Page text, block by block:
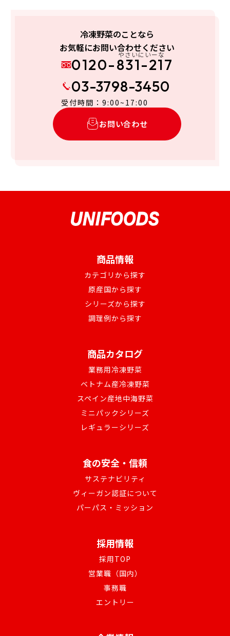
冷凍野菜のことなら
お気軽にお問い合わせください
0120-831-217
やさいにいーな
03-3798-3450
受付時間：9:00~17:00
お問い合わせ
商品情報
カテゴリから探す
原産国から探す
シリーズから探す
調理例から探す
商品カタログ
業務用冷凍野菜
ベトナム産冷凍野菜
スペイン産地中海野菜
ミニパックシリーズ
レギュラーシリーズ
食の安全・信頼
サステナビリティ
ヴィーガン認証について
パーパス・ミッション
採用情報
採用TOP
営業職（国内）
事務職
エントリー